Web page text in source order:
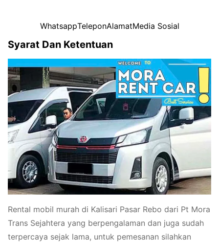
WhatsappTeleponAlamatMedia Sosial
Syarat Dan Ketentuan
Rental mobil murah di Kalisari Pasar Rebo dari Pt Mora
Trans Sejahtera yang berpengalaman dan juga sudah
terpercaya sejak lama, untuk pemesanan silahkan